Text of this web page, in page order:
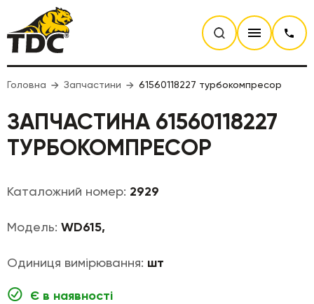
Головна Запчастини 61560118227 турбокомпресор
ЗАПЧАСТИНА 61560118227
ТУРБОКОМПРЕСОР
Каталожний номер: 2929
Модель: WD615,
Одиниця вимірювання: шт
Є в наявності